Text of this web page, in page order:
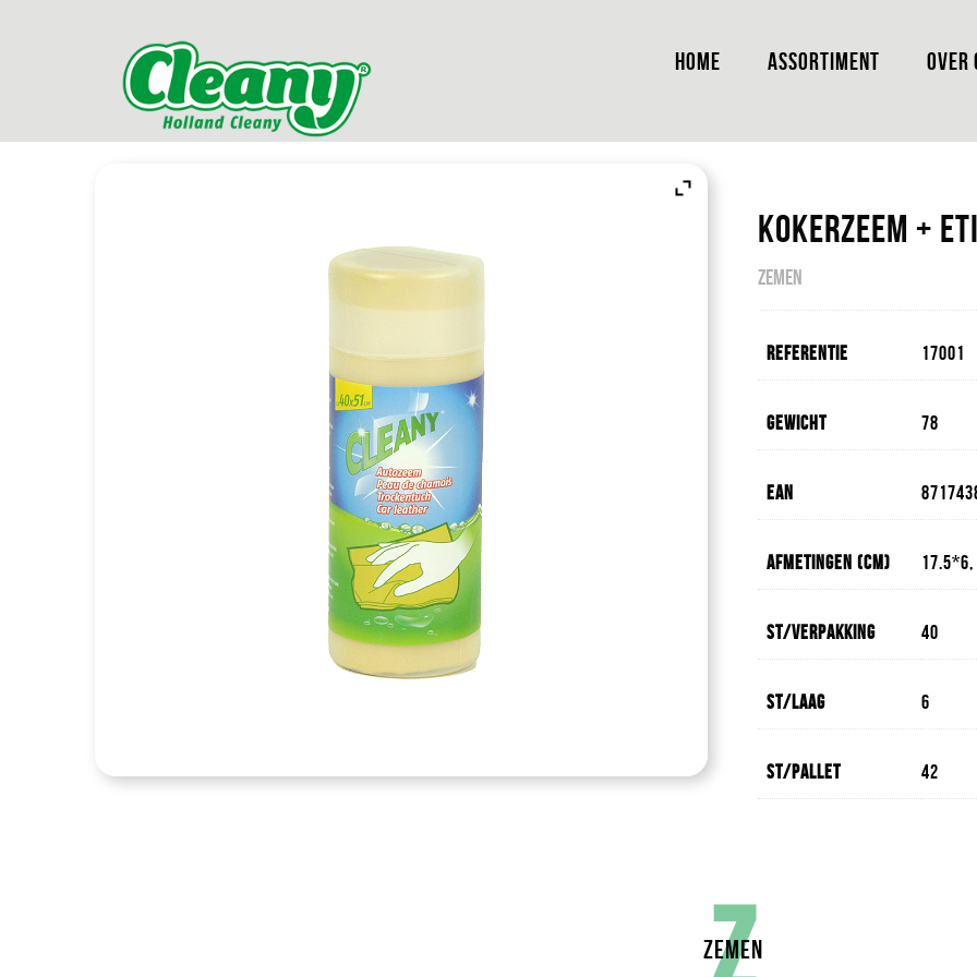
HOME ASSORTIMENT OVER
Kokerzeem +
ZEMEN
Referentie 17001
Gewicht 78
EAN
Afmetingen (cm)
St/verpakking 40
St/laag 6
St/pallet 42
ZEMEN